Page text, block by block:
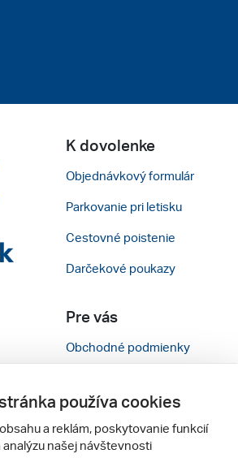
K dovolenke
Objednávkový formulár
Parkovanie pri letisku
Cestovné poistenie
Darčekové poukazy
Pre vás
Obchodné podmienky
Nastavenie cookies
Verzia webu pre PC
používa cookies
a reklám, poskytovanie funkcií
našej návštevnosti